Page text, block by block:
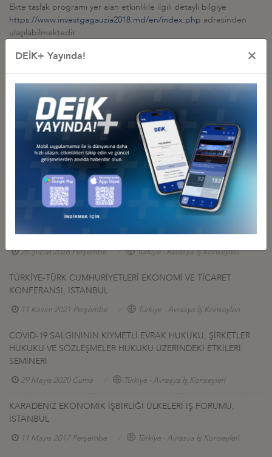
Ekte taslak programı yer alan etkinlikle ilgili detaylı bilgiye
https://www.investgagauzia2018.md/en/index.php adresinden
ulaşılabilmektedir.
İlgili Dosyalar
Program
İş Konseyi ile Alakalı Diğer Etkinlikler
TÜRKİYE-AZERBAYCAN-GÜRCİSTAN İŞ FORUMU, TSINANDALI
26 Şubat 2026 Perşembe Türkiye - Avrasya İş Konseyleri
7. TÜRKİYE-AZERBAYCAN-GÜRCİSTAN İŞ FORUMU
TSİNANDALİ’DE GERÇEKLEŞTİRİLDİ
26 Şubat 2026 Perşembe Türkiye - Avrasya İş Konseyleri
TÜRKİYE-TÜRK CUMHURİYETLERİ EKONOMİ VE TİCARET
KONFERANSI, İSTANBUL
11 Kasım 2021 Perşembe Türkiye - Avrasya İş Konseyleri
COVID-19 SALGINININ KIYMETLİ EVRAK HUKUKU, ŞİRKETLER
HUKUKU VE SÖZLEŞMELER HUKUKU ÜZERİNDEKİ ETKİLERİ
SEMİNERİ
29 Mayıs 2020 Cuma Türkiye - Avrasya İş Konseyleri
KARADENİZ EKONOMİK İŞBİRLİĞİ ÜLKELERİ İŞ FORUMU,
İSTANBUL
11 Mayıs 2017 Perşembe Türkiye - Avrasya İş Konseyleri
DEİK+ Yayında! ×